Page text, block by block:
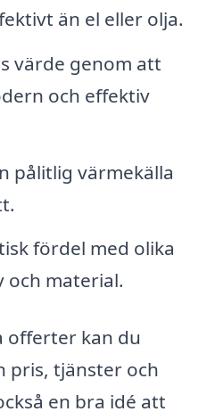
än el eller olja.
värde genom att
och effektiv
pålitlig värmekälla
fördel med olika
och material.
offerter kan du
pris, tjänster och
en bra idé att